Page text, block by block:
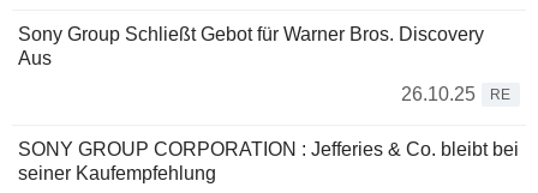
Sony Group Schließt Gebot für Warner Bros. Discovery
Aus
26.10.25
RE
SONY GROUP CORPORATION : Jefferies & Co. bleibt bei
seiner Kaufempfehlung